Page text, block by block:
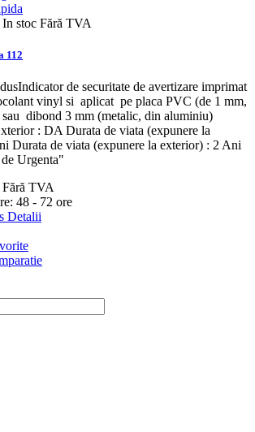
In stoc Fără TVA
112
de securitate de avertizare imprimat
vinyl si aplicat pe placa PVC (de 1 mm,
dibond 3 mm (metalic, din aluminiu)
: DA Durata de viata (expunere la
Durata de viata (expunere la exterior) : 2 Ani
Urgenta"
Fără TVA
48 - 72 ore
Detalii